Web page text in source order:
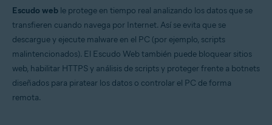
Microsoft Windows 11 Home/Pro/Enterprise/Education
Microsoft Windows 8.1/Pro/Enterprise - 32 o 64 bits
Microsoft Windows 8/Pro/Enterprise - 32 o 64 bits
Microsoft Windows 7 Home Basic/Home
Convenient Rollup Update, 32 o 64 bits
Apple macOS 14.x (Sonoma)
Escudo web le protege en tiempo real analizando los datos que se
transfieren cuando navega por Internet. Así se evita que se
descargue y ejecute malware en el PC (por ejemplo, scripts
malintencionados). El Escudo Web también puede bloquear sitios
web, habilitar HTTPS y análisis de scripts y proteger frente a botnets
diseñados para piratear los datos o controlar el PC de forma
remota.